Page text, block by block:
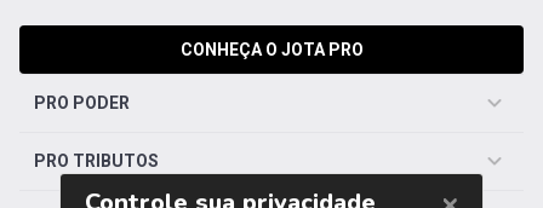
CONHEÇA O JOTA PRO
PRO PODER
PRO TRIBUTOS